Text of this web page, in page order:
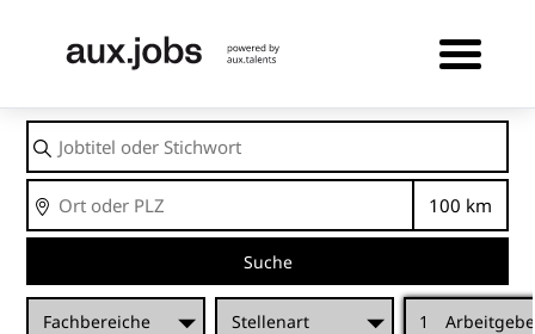
Jobtitel
oder
Stichwort
Ort
Suche
Fachbereiche Stellenart 1